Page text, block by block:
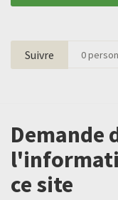
Suivre 0
Demande
ce site